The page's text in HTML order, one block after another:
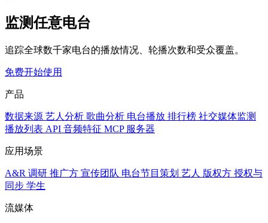
监测任意电台
追踪全球数千家电台的播放情况、轮播次数和受众覆盖。
免费开始使用
产品
数据来源 艺人分析 歌曲分析 电台播放 排行榜 社交媒体监测
播放列表 API 音频特征 MCP 服务器
应用场景
A&R 调研 推广方 宣传团队 电台节目策划 艺人 版权方 授权与
同步 学生
流媒体